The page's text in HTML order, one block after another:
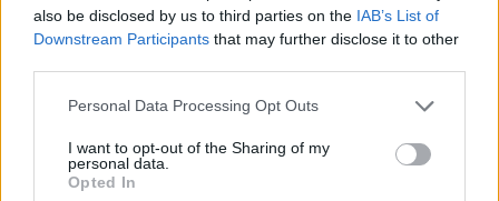
also be disclosed by us to third parties on the IAB’s List of
Downstream Participants that may further disclose it to other
Personal Data Processing Opt Outs
I want to opt-out of the Sharing of my
personal data.
Opted In
Ιεράπετρα: Χειροπέδες σε 20χρονο φερόμενο διακινητή
για την «καραβιά» με τους 45 μετανάστες
Λιμάνι Ηρακλείου: Έμπλεξε ο κάβος στην προπέλα του
πλοίου!